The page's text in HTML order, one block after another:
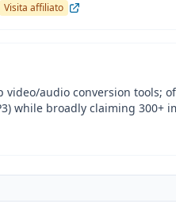
Visita affiliato
video/audio conversion tools;
while broadly claiming